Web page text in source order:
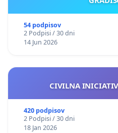
54 podpisov
2 Podpisi / 30 dni
14 Jun 2026
CIVILNA
420 podpisov
2 Podpisi / 30 dni
18 Jan 2026